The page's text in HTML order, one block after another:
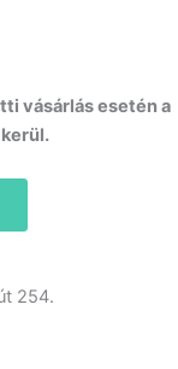
vásárlás esetén a
254.